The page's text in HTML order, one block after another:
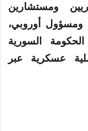
ومستشارين
ومسؤول أوروبي،
السورية
عسكرية عبر